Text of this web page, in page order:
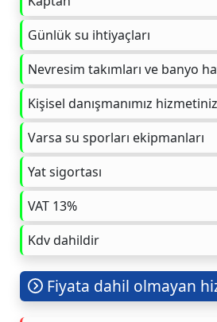
Günlük su ihtiyaçları
Nevresim takımları ve banyo
Kişisel danışmanımız
Varsa su sporları ekipmanları
Yat sigortası
VAT 13%
Kdv dahildir
Fiyata dahil olmayan